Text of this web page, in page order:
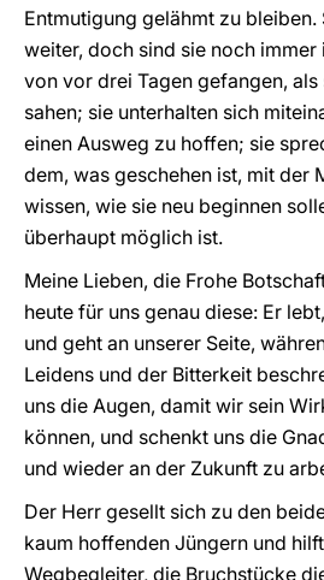
Entmutigung gelähmt zu bleiben.
weiter, doch sind sie noch immer
von vor drei Tagen gefangen, als
sahen; sie unterhalten sich
einen Ausweg zu hoffen; sie
dem, was geschehen ist, mit der
wissen, wie sie neu beginnen
überhaupt möglich ist.
Meine Lieben, die Frohe
heute für uns genau diese: Er
und geht an unserer Seite,
Leidens und der Bitterkeit
uns die Augen, damit wir sein
können, und schenkt uns die
und wieder an der Zukunft zu
Der Herr gesellt sich zu den
kaum hoffenden Jüngern und
Wegbegleiter, die Bruchstücke